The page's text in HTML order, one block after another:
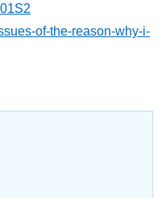
of-the-reason-why-i-